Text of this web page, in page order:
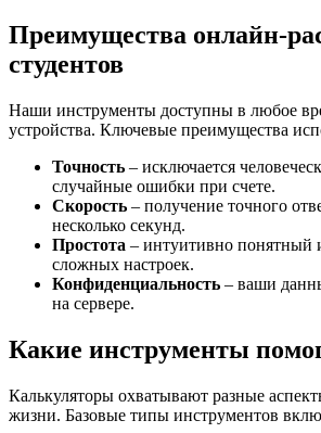
Преимущества онлайн-
студентов
Наши инструменты доступны в любое
устройства. Ключевые преимущества
Точность – исключается
случайные ошибки при счете.
Скорость – получение точного
несколько секунд.
Простота – интуитивно понятный
сложных настроек.
Конфиденциальность – ваши
на сервере.
Какие инструменты
Калькуляторы охватывают разные
жизни. Базовые типы инструментов